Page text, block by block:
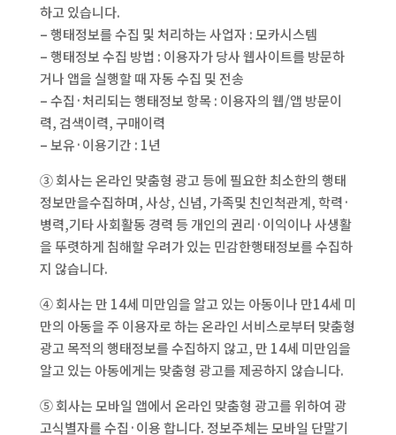
하고 있습니다.
– 행태정보를 수집 및 처리하는 사업자 : 모카시스템
– 행태정보 수집 방법 : 이용자가 당사 웹사이트를 방문하
거나 앱을 실행할 때 자동 수집 및 전송
– 수집·처리되는 행태정보 항목 : 이용자의 웹/앱 방문이
력, 검색이력, 구매이력
– 보유·이용기간 : 1년
③ 회사는 온라인 맞춤형 광고 등에 필요한 최소한의 행태
정보만을수집하며, 사상, 신념, 가족및 친인척관계, 학력·
병력,기타 사회활동 경력 등 개인의 권리·이익이나 사생활
을 뚜렷하게 침해할 우려가 있는 민감한행태정보를 수집하
지 않습니다.
④ 회사는 만 14세 미만임을 알고 있는 아동이나 만14세 미
만의 아동을 주 이용자로 하는 온라인 서비스로부터 맞춤형
광고 목적의 행태정보를 수집하지 않고, 만 14세 미만임을
알고 있는 아동에게는 맞춤형 광고를 제공하지 않습니다.
⑤ 회사는 모바일 앱에서 온라인 맞춤형 광고를 위하여 광
고식별자를 수집·이용 합니다. 정보주체는 모바일 단말기